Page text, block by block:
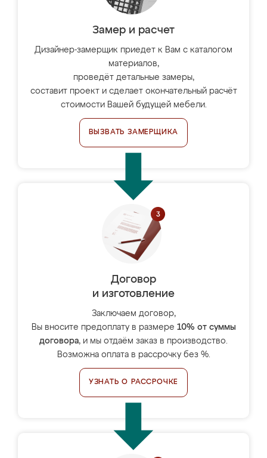
Замер и расчет
Дизайнер-замерщик приедет к Вам с каталогом
материалов,
проведёт детальные замеры,
составит проект и сделает окончательный расчёт
стоимости Вашей будущей мебели.
ВЫЗВАТЬ ЗАМЕРЩИКА
Договор
и изготовление
Заключаем договор,
Вы вносите предоплату в размере 10% от суммы
договора, и мы отдаём заказ в производство.
Возможна оплата в рассрочку без %.
УЗНАТЬ О РАССРОЧКЕ